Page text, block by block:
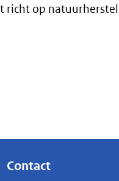
richt op
Contact